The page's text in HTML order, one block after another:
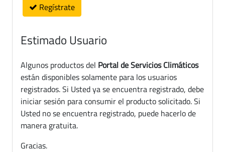
Regístrate
Estimado Usuario
Algunos productos del Portal de Servicios Climáticos
están disponibles solamente para los usuarios
registrados. Si Usted ya se encuentra registrado, debe
iniciar sesión para consumir el producto solicitado. Si
Usted no se encuentra registrado, puede hacerlo de
manera gratuita.
Gracias.